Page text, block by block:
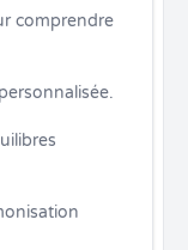
comprendre